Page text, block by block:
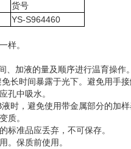
货号
YS-S964460
样。
加液的量及顺序进行温育操作。
时间暴露于光下。避免用手接
孔中吸水。
时，避免使用带金属部分的加样
质。
准品应丢弃，不可保存。
。保质前使用。